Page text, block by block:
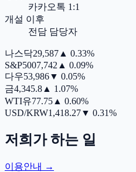
카카오톡 1:1
개설 이후
전담 담당자
나스닥29,587 ▲ 0.33%
S&P5007,742 ▲ 0.09%
다우53,986▼ 0.05%
금4,345.8 ▲ 1.07%
WTI유77.75 ▲ 0.60%
USD/KRW1,418.27▼ 0.31%
저희가 하는 일
이용안내 →